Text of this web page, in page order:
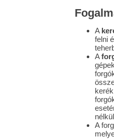
A
felni
A
A